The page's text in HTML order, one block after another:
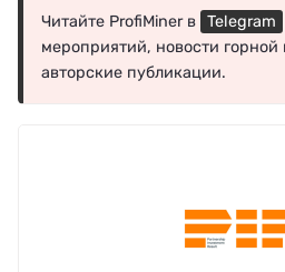
Читайте ProfiMiner в Telegram
мероприятий, новости
авторские публикации.